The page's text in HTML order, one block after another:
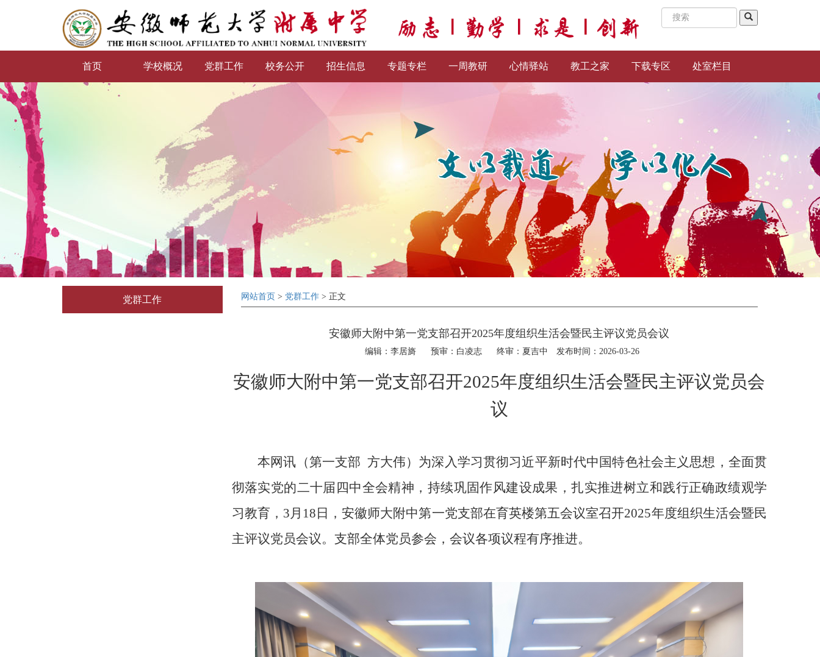
首页 学校概况 党群工作 校务公开 招生信息 专题专栏 一周教研 心情驿站 教工之家 下载专区 处室栏目
党群工作 网站首页 > 党群工作> 正文
安徽师大附中第一党支部召开2025年度组织生活会暨民主评议党员会议
编辑：李居旖 预审：白凌志 终审：夏吉中 发布时间：2026-03-26
安徽师大附中第一党支部召开2025年度组织生活会暨民主评议党员会
议
本网讯（第一支部 方大伟）为深入学习贯彻习近平新时代中国特色社会主义思想，全面贯
彻落实党的二十届四中全会精神，持续巩固作风建设成果，扎实推进树立和践行正确政绩观学
习教育， 3月 18 日，安徽师大附中第一党支部在育英楼第五会议室召开2025年度组织生活会暨民
主评议党员会议。支部全体党员参会，会议各项议程有序推进。